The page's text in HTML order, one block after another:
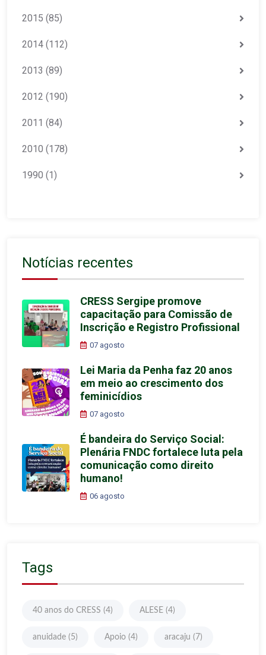
2015 (85)
2014 (112)
2013 (89)
2012 (190)
2011 (84)
2010 (178)
1990 (1)
Notícias recentes
CRESS Sergipe promove
capacitação para Comissão de
Inscrição e Registro Profissional
07 agosto
Lei Maria da Penha faz 20 anos
em meio ao crescimento dos
feminicídios
07 agosto
É bandeira do Serviço Social:
Plenária FNDC fortalece luta pela
comunicação como direito
humano!
06 agosto
Tags
40 anos do CRESS (4) ALESE (4)
anuidade (5) Apoio (4) aracaju (7)